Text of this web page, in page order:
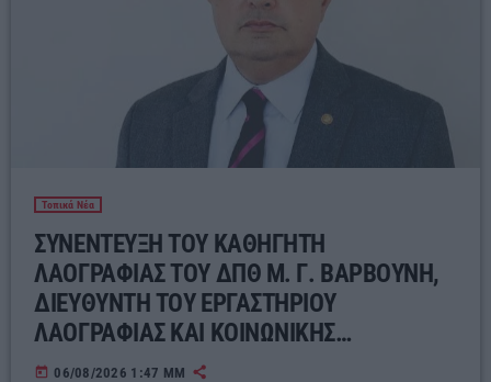
Τοπικά Νέα
ΣΥΝΕΝΤΕΥΞΗ ΤΟΥ ΚΑΘΗΓΗΤΗ
ΛΑΟΓΡΑΦΙΑΣ ΤΟΥ ΔΠΘ Μ. Γ. ΒΑΡΒΟΥΝΗ,
ΔΙΕΥΘΥΝΤΗ ΤΟΥ ΕΡΓΑΣΤΗΡΙΟΥ
ΛΑΟΓΡΑΦΙΑΣ ΚΑΙ ΚΟΙΝΩΝΙΚΗΣ
ΑΝΘΡΩΠΟΛΟΓΙΑΣ ΓΙΑ ΤΟΝ ΣΥΓΧΡΟΝΟ
today 06/08/2026 1:47 ΜΜ